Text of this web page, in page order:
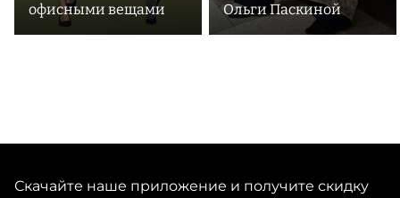
офисными вещами
Ольги Паскиной
Скачайте наше приложение и получите скидку